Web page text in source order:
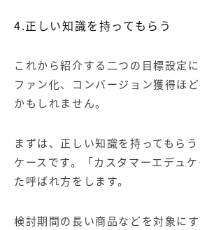
4.正しい知識を持ってもらう
これから紹介する二つの目標設定
ファン化、コンバージョン獲得ほ
かもしれません。
まずは、正しい知識を持ってもら
ケースです。「カスタマーエデュ
た呼ばれ方をします。
検討期間の長い商品などを対象に